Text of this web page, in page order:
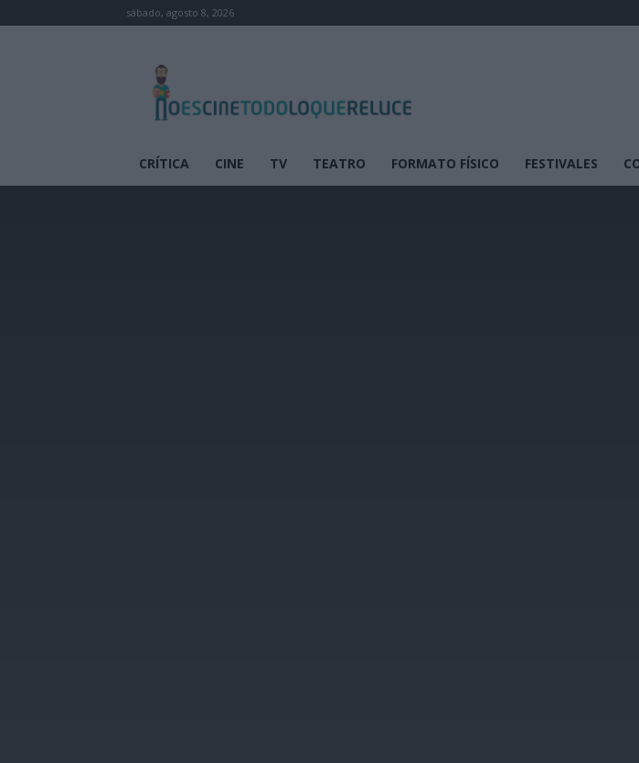
sábado, agosto 8, 2026
cine
todo
que
CRÍTICA CINE TV TEATRO FORMATO FÍSICO FESTIVALES